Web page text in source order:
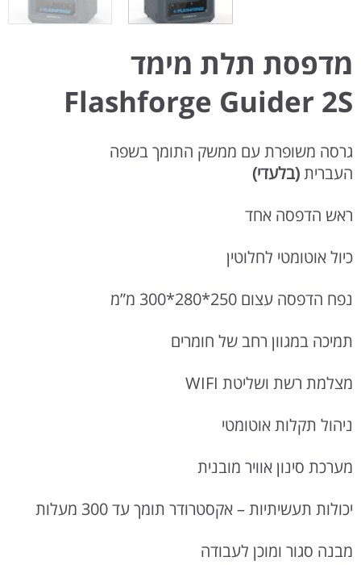
מדפסת תלת מימד
Flashforge Guider 2S
גרסה משופרת עם ממשק התומך בשפה
העברית(בלעדי)
ראש הדפסה אחד
כיול אוטומטי לחלוטין
נפח הדפסה עצום 250*280*300 מ”מ
תמיכה במגוון רחב של חומרים
מצלמת רשת ושליטת WIFI
ניהול תקלות אוטומטי
מערכת סינון אוויר מובנית
יכולות תעשיתיות – אקסטרודר תומך עד 300 מעלות
מבנה סגור ומוכן לעבודה